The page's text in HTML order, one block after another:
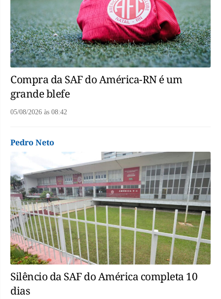
Compra da SAF do América-RN é um
grande blefe
05/08/2026 às 08:42
Pedro Neto
Silêncio da SAF do América completa 10
dias